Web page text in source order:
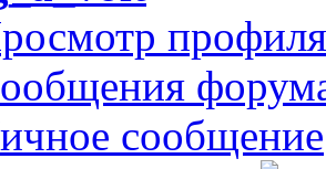
профиля
сообщение